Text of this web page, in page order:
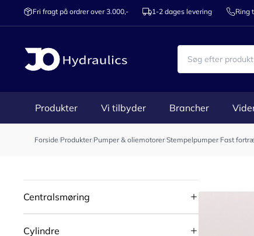
Fri fragt på ordrer over 3.000,- 1-2 dages levering Ring
Produkter Vi tilbyder Brancher
Forside/Produkter/Pumper & oliemotorer/Stempelpumper/Fast
Centralsmøring
Cylindre